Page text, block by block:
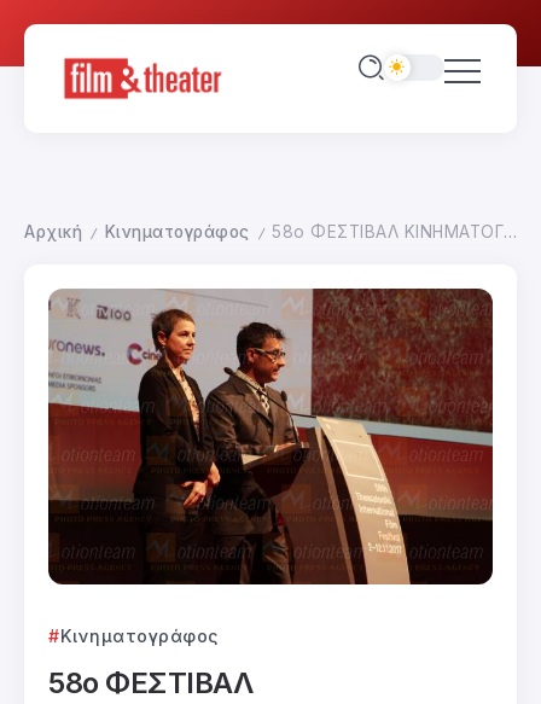
Αρχική / Κινηματογράφος / 58ο ΦΕΣΤΙΒΑΛ ΚΙΝΗΜΑΤΟΓΡΑΦΟΥ ΘΕΣΣΑΛΟΝΙΚΗΣ-ΤΕΛΕΤΗ ΕΝΑΡΞΗΣ
Κινηματογράφος
58ο ΦΕΣΤΙΒΑΛ